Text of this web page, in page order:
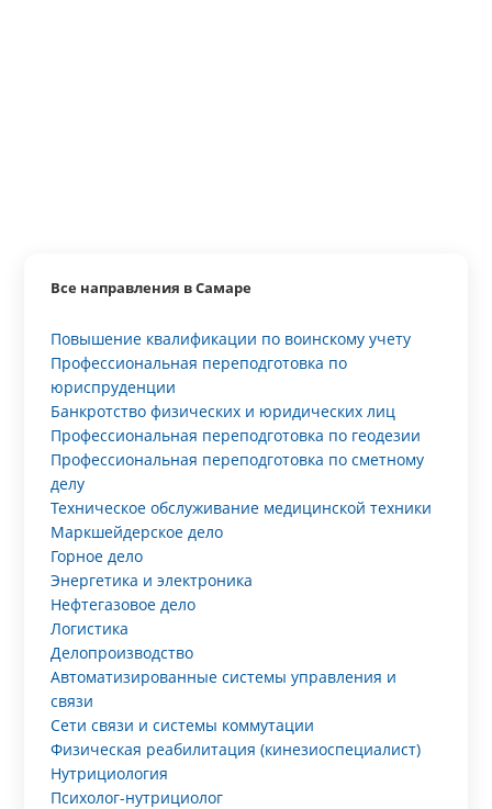
Все направления в Самаре
Повышение квалификации по воинскому учету
Профессиональная переподготовка по
юриспруденции
Банкротство физических и юридических лиц
Профессиональная переподготовка по геодезии
Профессиональная переподготовка по сметному
делу
Техническое обслуживание медицинской техники
Маркшейдерское дело
Горное дело
Энергетика и электроника
Нефтегазовое дело
Логистика
Делопроизводство
Автоматизированные системы управления и
связи
Сети связи и системы коммутации
Физическая реабилитация (кинезиоспециалист)
Нутрициология
Психолог-нутрициолог